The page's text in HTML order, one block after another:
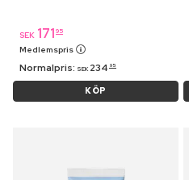
SEK 171 95
Medlemspris
Normalpris: SEK 234 95
KÖP